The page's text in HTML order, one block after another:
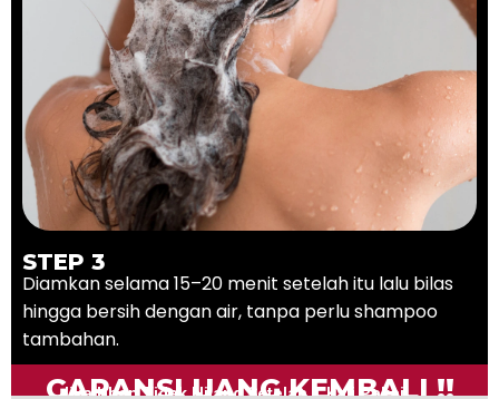
STEP 3
Diamkan selama 15–20 menit setelah itu lalu bilas
hingga bersih dengan air, tanpa perlu shampoo
tambahan.
GARANSI UANG KEMBALI !!
Jika Uban Tidak Hilang Setelah 1 Kali Pakai